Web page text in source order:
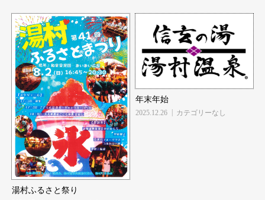
湯村ふるさと祭り
年末年始
2025.12.26 カテゴリーなし